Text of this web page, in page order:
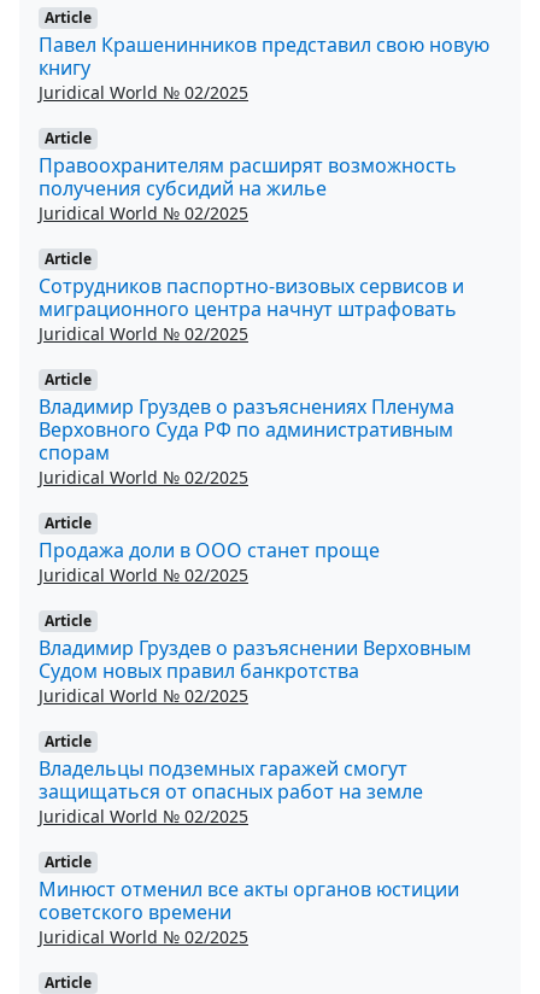
Article
Павел Крашенинников представил свою новую
книгу
Juridical World № 02/2025
Article
Правоохранителям расширят возможность
получения субсидий на жилье
Juridical World № 02/2025
Article
Сотрудников паспортно-визовых сервисов и
миграционного центра начнут штрафовать
Juridical World № 02/2025
Article
Владимир Груздев о разъяснениях Пленума
Верховного Суда РФ по административным
спорам
Juridical World № 02/2025
Article
Продажа доли в ООО станет проще
Juridical World № 02/2025
Article
Владимир Груздев о разъяснении Верховным
Судом новых правил банкротства
Juridical World № 02/2025
Article
Владельцы подземных гаражей смогут
защищаться от опасных работ на земле
Juridical World № 02/2025
Article
Минюст отменил все акты органов юстиции
советского времени
Juridical World № 02/2025
Article